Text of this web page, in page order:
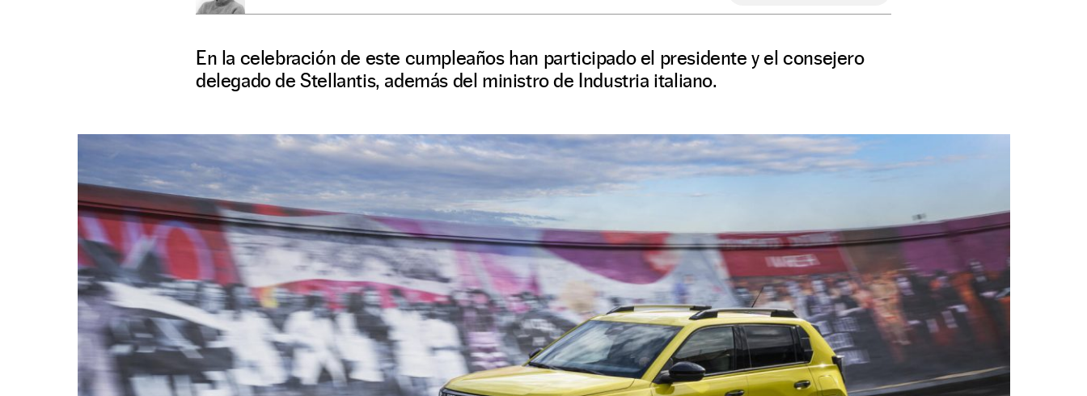
En la celebración de este cumpleaños han participado el presidente y el consejero
delegado de Stellantis, además del ministro de Industria italiano.